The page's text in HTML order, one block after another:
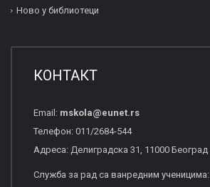
Ново у библиотеци
КОНТАКТ
Email: mskola@eunet.rs
Телефон: 011/2684-544
Адреса: Делиградска 31, 11000 Београд
Служба за рад са ванредним ученицима: